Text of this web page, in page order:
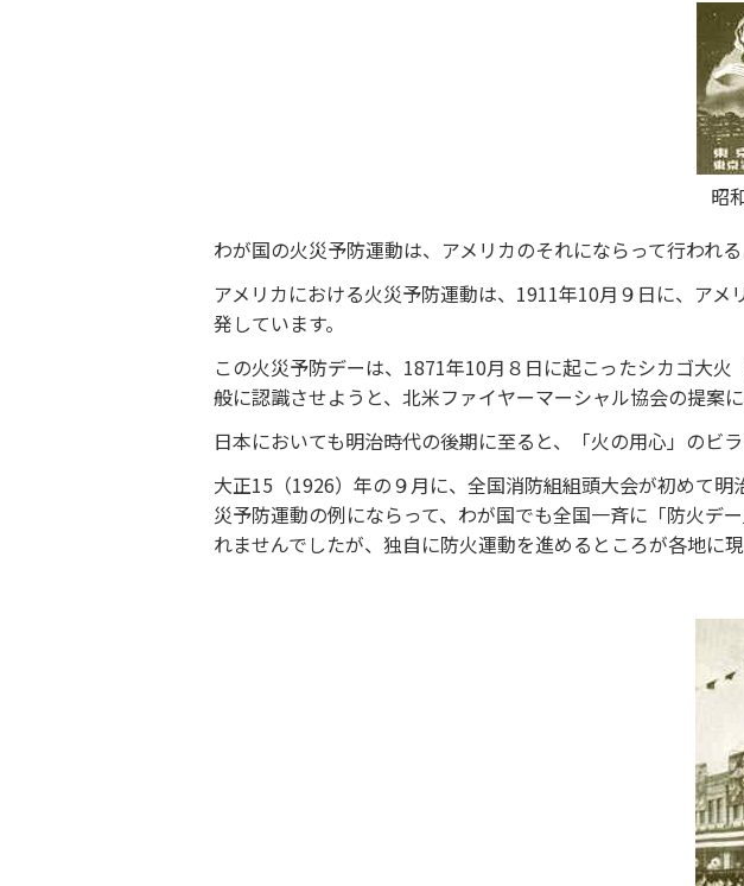
昭
わが国の火災予防運動は、アメリカのそれにならって行われ
アメリカにおける火災予防運動は、1911年10月９日に、ア
発しています。
この火災予防デーは、1871年10月８日に起こったシカゴ大
般に認識させようと、北米ファイヤーマーシャル協会の提案
日本においても明治時代の後期に至ると、「火の用心」のビ
大正15（1926）年の９月に、全国消防組組頭大会が初めて
災予防運動の例にならって、わが国でも全国一斉に「防火デ
れませんでしたが、独自に防火運動を進めるところが各地に現